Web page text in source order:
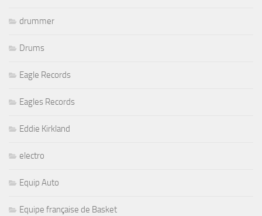
drummer
Drums
Eagle Records
Eagles Records
Eddie Kirkland
electro
Equip Auto
Equipe française de Basket